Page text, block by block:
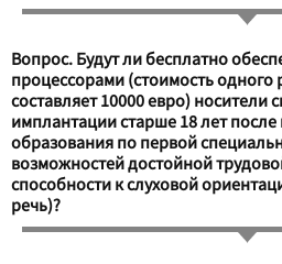
Вопрос. Будут ли бесплатно
процессорами (стоимость одного
составляет 10000 евро) носители
имплантации старше 18 лет
образования по первой
возможностей достойной
способности к слуховой
речь)?